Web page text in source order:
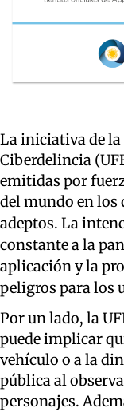
La iniciativa de la
Ciberdelincia
emitidas por
del mundo en los
adeptos. La
constante a la
aplicación y la
peligros para los
Por un lado, la
puede implicar
vehículo o a la
pública al
personajes.